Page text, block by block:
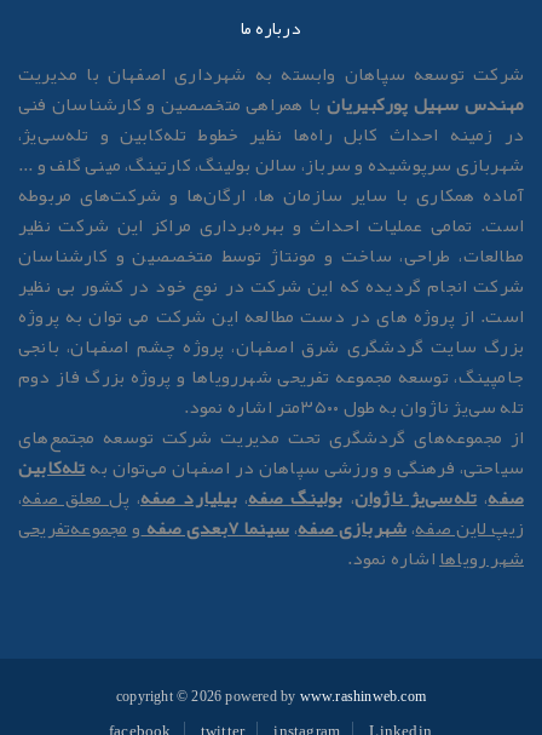
درباره ما
شرکت توسعه سپاهان وابسته به شهرداری اصفهان با مدیریت
مهندس سهیل پورکبیریانبا همراهی متخصصین و کارشناسان فنی
در زمینه احداث کابل راه‌ها نظیر خطوط تله‌کابین و تله‌سی‌یژ،
شهربازی سرپوشیده و سرباز، سالن بولینگ، کارتینگ، مینی گلف و ...
آماده همکاری با سایر سازمان ها، ارگان‌ها و شرکت‌های مربوطه
است. تمامی عملیات احداث و بهره‌برداری مراکز این شرکت نظیر
مطالعات، طراحی، ساخت و مونتاژ توسط متخصصین و کارشناسان
شرکت انجام گردیده که این شرکت در نوع خود در کشور بی نظیر
است. از پروژه های در دست مطالعه این شرکت می توان به پروژه
بزرگ سایت گردشگری شرق اصفهان، پروژه چشم اصفهان، بانجی
جامپینگ، توسعه مجموعه تفریحی شهررویاها و پروژه بزرگ فاز دوم
تله سی‌یژ ناژوان به طول ۳۵۰۰متر اشاره نمود.
از مجموعه‌های گردشگری تحت مدیریت شرکت توسعه مجتمع‌های
سیاحتی، فرهنگی و ورزشی سپاهان در اصفهان می‌توان بهتله‌کابین
،تله‌سی‌یژ ناژوان،بولینگ صفه،بیلیارد صفه،پل معلق صفه،
زیپ لاین صفه،شهربازی صفه،سینما 7بعدی صفه ومجموعه‌تفریحی
شهر رویاهااشاره نمود.
copyright © 2026 powered bywww.rashinweb.com
facebook twitter instagram Linkedin